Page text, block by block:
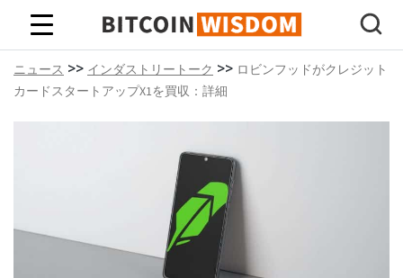
ビットコインの知恵
ニュース >> インダストリートーク >> ロビンフッドがクレジット
カードスタートアップX1を買収：詳細